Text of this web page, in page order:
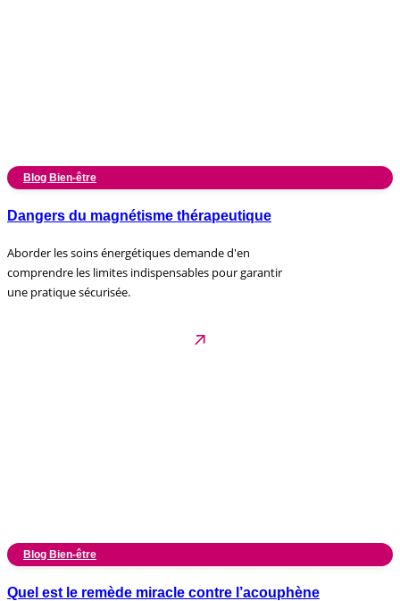
Blog Bien-être
Dangers du magnétisme thérapeutique
Aborder les soins énergétiques demande d'en
comprendre les limites indispensables pour garantir
une pratique sécurisée.
Blog Bien-être
Quel est le remède miracle contre l’acouphène